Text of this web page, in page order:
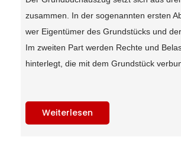
zusammen. In der sogenannten ersten
wer Eigentümer des Grundstücks und
Im zweiten Part werden Rechte und
hinterlegt, die mit dem Grundstück
Weiterlesen